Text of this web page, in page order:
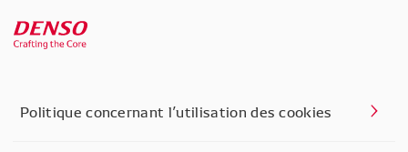
Politique concernant l’utilisation des cookies